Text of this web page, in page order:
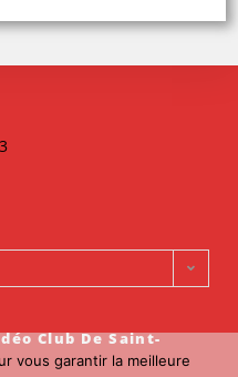
Club De Saint-
vous garantir la meilleure